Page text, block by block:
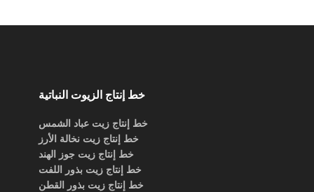
خط إنتاج الزيوت النباتية
خط إنتاج زيت عباد الشمس
خط إنتاج زيت نخالة الأرز
خط إنتاج زيت جوز الهند
خط إنتاج زيت بذور اللفت
خط إنتاج زيت بذور القطن